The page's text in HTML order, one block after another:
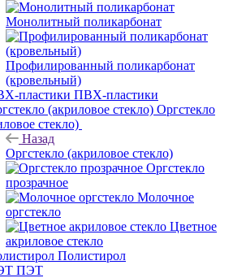
Монолитный поликарбонат
Профилированный поликарбонат
(кровельный)
ПВХ-пластики
Оргстекло
стекло)
Назад
Оргстекло (акриловое стекло)
Оргстекло
прозрачное
Молочное
оргстекло
Цветное
акриловое стекло
Полистирол
ПЭТ